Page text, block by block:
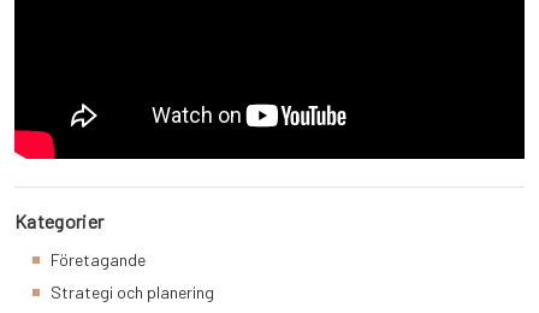
Kategorier
Företagande
Strategi och planering